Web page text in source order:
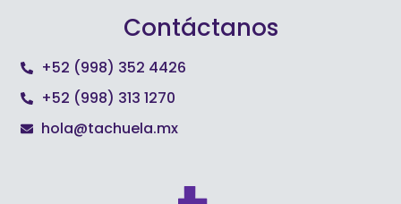
Contáctanos
+52 (998) 352 4426
+52 (998) 313 1270
hola@tachuela.mx